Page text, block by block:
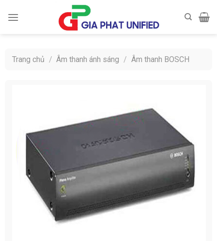
Trang chủ / Âm thanh ánh sáng / Âm thanh BOSCH